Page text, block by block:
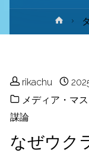
ホ
ー
rikachu
メディア・マス
謀論
なぜウク